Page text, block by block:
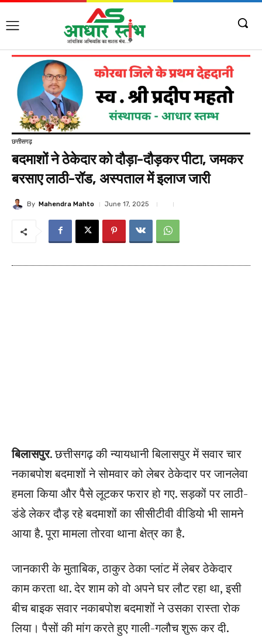
छत्तीसगढ़
बदमाशों ने ठेकेदार को दौड़ा-दौड़कर पीटा, जमकर
बरसाए लाठी-रॉड, अस्पताल में इलाज जारी
By Mahendra Mahto June 17, 2025
बिलासपुर. छत्तीसगढ़ की न्यायधानी बिलासपुर में सवार चार
नकाबपोश बदमाशों ने सोमवार को लेबर ठेकेदार पर जानलेवा
हमला किया और पैसे लूटकर फरार हो गए. सड़कों पर लाठी-
डंडे लेकर दौड़ रहे बदमाशों का सीसीटीवी वीडियो भी सामने
आया है. पूरा मामला तोरवा थाना क्षेत्र का है.
जानकारी के मुताबिक, ठाकुर ठेका प्लांट में लेबर ठेकेदार
काम करता था. देर शाम को वो अपने घर लौट रहा था, इसी
बीच बाइक सवार नकाबपोश बदमाशोंं ने उसका रास्ता रोक
लिया। पैसों की मांग करते हुए गाली-गलौच शुरू कर दी.